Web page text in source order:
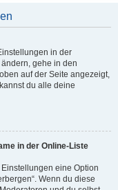
in der
gehe in den
auf der Seite angezeigt,
du alle deine
in der Online-Liste
eine Option
Wenn du diese